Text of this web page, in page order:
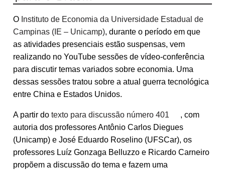
O Instituto de Economia da Universidade Estadual de
Campinas (IE – Unicamp), durante o período em que
as atividades presenciais estão suspensas, vem
realizando no YouTube sessões de vídeo-conferência
para discutir temas variados sobre economia. Uma
dessas sessões tratou sobre a atual guerra tecnológica
entre China e Estados Unidos.
A partir do texto para discussão número 401
, com
autoria dos professores Antônio Carlos Diegues
(Unicamp) e José Eduardo Roselino (UFSCar), os
professores Luíz Gonzaga Belluzzo e Ricardo Carneiro
propõem a discussão do tema e fazem uma